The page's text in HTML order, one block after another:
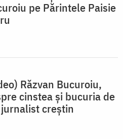
pe Părintele Paisie
Răzvan Bucuroiu,
cinstea și bucuria de
creștin